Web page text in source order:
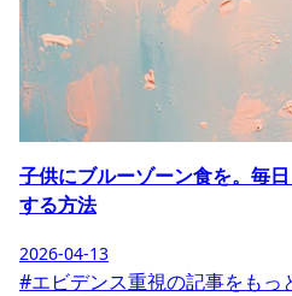
子供にブルーゾーン食を。毎
する方法
2026-04-13
#エビデンス重視の記事をもっ